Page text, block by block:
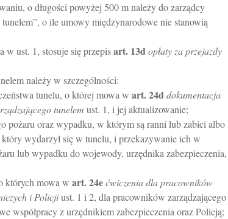
o długości powyżej 500 m należy do zarządcy
o ile umowy międzynarodowe nie stanowią
w ust. 1, stosuje się przepisart. 13dopłaty za przejazdy
należy w szczególności:
tunelu, o której mowa w art.24ddokumentacja
tunelem ust. 1, i jej aktualizowanie;
pożaru oraz wypadku, w którym są ranni lub zabici albo
który wydarzył się w tunelu, i przekazywanie ich w
lub wypadku do wojewody, urzędnika zabezpieczenia,
których mowa w art.24ećwiczenia dla pracowników
i Policjiust. 1 i 2, dla pracowników zarządzającego
współpracy z urzędnikiem zabezpieczenia oraz Policją;